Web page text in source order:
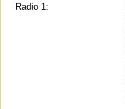
Radio 1: